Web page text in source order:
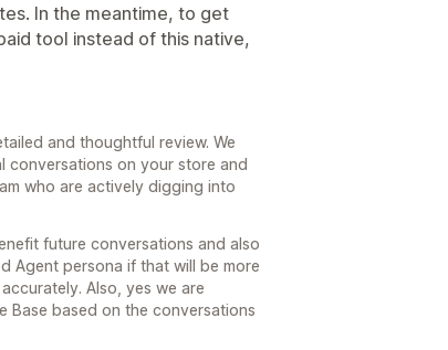
In the meantime, to get
tool instead of this native,
and thoughtful review. We
conversations on your store and
who are actively digging into
future conversations and also
Agent persona if that will be more
Also, yes we are
Base based on the conversations